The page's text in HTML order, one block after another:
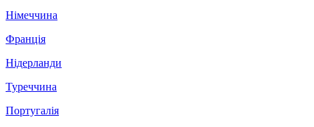
Німеччина
Франція
Нідерланди
Туреччина
Португалія